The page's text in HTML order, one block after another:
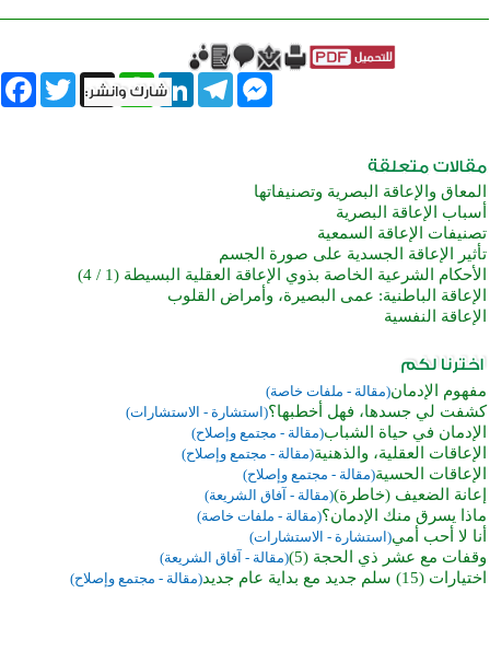
Twitter X
WhatsAppLinkedInTelegram
Messenger
المعاق والإعاقة البصرية وتصنيفاتها
أسباب الإعاقة البصرية
تصنيفات الإعاقة السمعية
تأثير الإعاقة الجسدية على صورة الجسم
الأحكام الشرعية الخاصة بذوي الإعاقة العقلية البسيطة (1 / 4)
الإعاقة الباطنية: عمى البصيرة، وأمراض القلوب
الإعاقة النفسية
مفهوم الإدمان(مقالة - ملفات خاصة)
كشفت لي جسدها، فهل أخطبها؟(استشارة - الاستشارات)
الإدمان في حياة الشباب(مقالة - مجتمع وإصلاح)
الإعاقات العقلية، والذهنية(مقالة - مجتمع وإصلاح)
الإعاقات الحسية(مقالة - مجتمع وإصلاح)
إعانة الضعيف (خاطرة)(مقالة - آفاق الشريعة)
ماذا يسرق منك الإدمان؟(مقالة - ملفات خاصة)
أنا لا أحب أمي(استشارة - الاستشارات)
وقفات مع عشر ذي الحجة (5) (مقالة - آفاق الشريعة)
اختيارات (15) سلم جديد مع بداية عام جديد (مقالة - مجتمع وإصلاح)